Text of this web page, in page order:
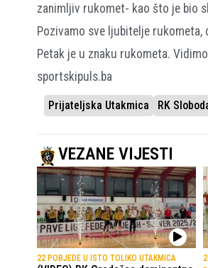
zanimljiv rukomet- kao što je bio
Pozivamo sve ljubitelje
Petak je u znaku rukometa.
sportskipuls.ba
Prijateljska Utakmica RK
VEZANE VIJESTI
22 POBJEDE U ISTO TOLIKO UTAKMICA